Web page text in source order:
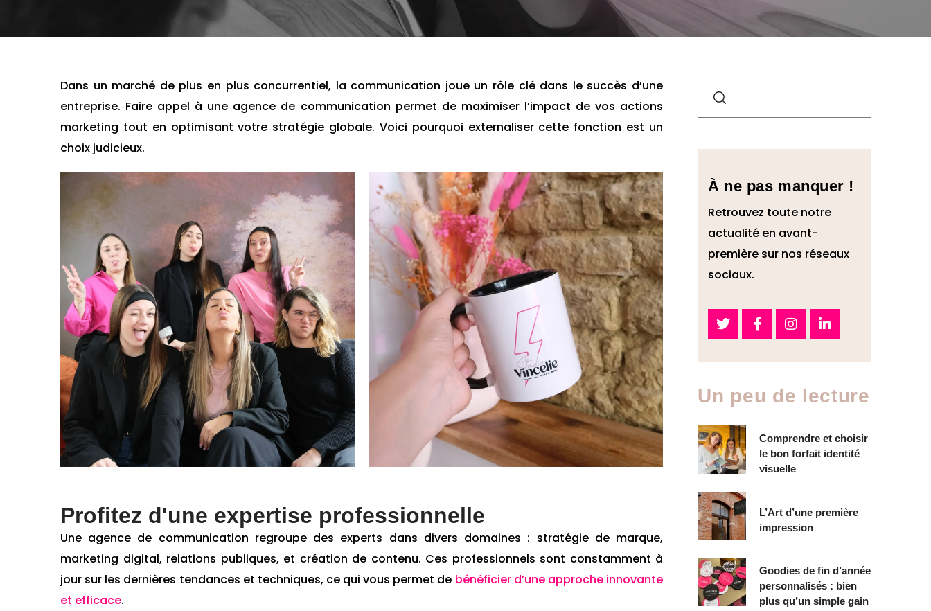
Dans un marché de plus en plus concurrentiel, la communication joue un rôle clé dans le succès d’une
entreprise. Faire appel à une agence de communication permet de maximiser l’impact de vos actions
marketing tout en optimisant votre stratégie globale. Voici pourquoi externaliser cette fonction est un
choix judicieux.
Profitez d'une expertise professionnelle
Une agence de communication regroupe des experts dans divers domaines : stratégie de marque,
marketing digital, relations publiques, et création de contenu. Ces professionnels sont constamment à
jour sur les dernières tendances et techniques, ce qui vous permet de bénéficier d’une approche innovante
et efficace.
À ne pas manquer !
Retrouvez toute notre
actualité en avant-
première sur nos réseaux
sociaux.
Un peu de lecture
Comprendre et choisir
le bon forfait identité
visuelle
L’Art d’une première
impression
Goodies de fin d’année
personnalisés : bien
plus qu’un simple gain